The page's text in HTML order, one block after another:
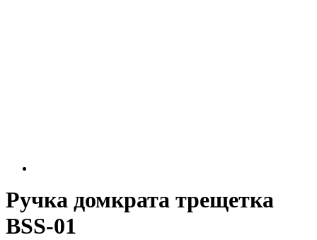
Ручка домкрата трещетка
BSS-01